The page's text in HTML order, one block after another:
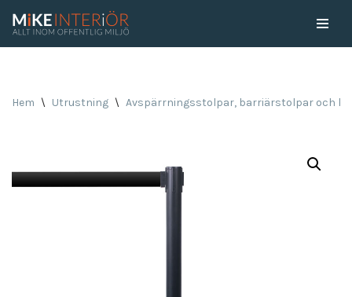
Hem \ Utrustning \ Avspärrningsstolpar, barriärstolpar och